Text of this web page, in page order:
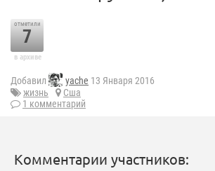
отметили
7
в архиве
Добавил yache 13 Января 2016
жизнь
Сша
1 комментарий
Комментарии участников: